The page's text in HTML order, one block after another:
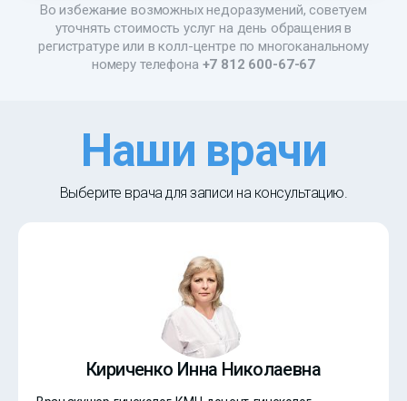
Во избежание возможных недоразумений, советуем
уточнять стоимость услуг на день обращения в
регистратуре или в колл-центре по многоканальному
номеру телефона +7 812 600-67-67
Наши врачи
Выберите врача для записи на консультацию.
Кириченко Инна Николаевна